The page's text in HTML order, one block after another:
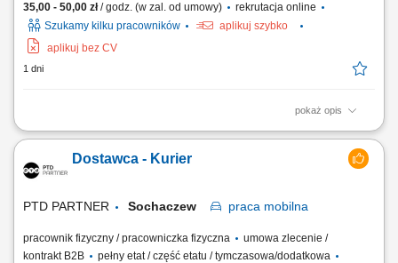
35,00 - 50,00 zł/ godz. (w zal. od umowy)
rekrutacja online
Szukamy kilku pracowników
aplikuj szybko
aplikuj bez CV
1 dni
pokaż opis
Zakres obowiązków Odbieranie i dostarczanie posiłków/zakupów;
Utrzymywanie dobrych relacji z klientami;
Dostawca - Kurier
PTD PARTNER Sochaczew praca mobilna
pracownik fizyczny / pracowniczka fizyczna
umowa zlecenie /
kontrakt B2B
pełny etat / część etatu / tymczasowa/dodatkowa